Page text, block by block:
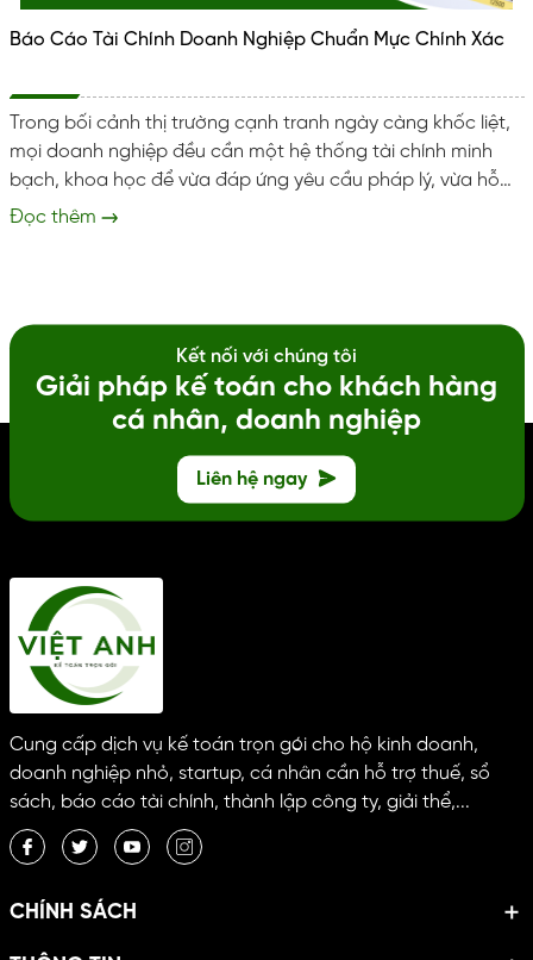
Báo Cáo Tài Chính Doanh Nghiệp Chuẩn Mực Chính Xác
Trong bối cảnh thị trường cạnh tranh ngày càng khốc liệt,
mọi doanh nghiệp đều cần một hệ thống tài chính minh
bạch, khoa học để vừa đáp ứng yêu cầu pháp lý, vừa hỗ
trợ quản trị hiệu quả. Báo cáo tài chính (BCTC) chính là
gặp...
Đọc thêm
Kết nối với chúng tôi
Giải pháp kế toán cho khách hàng
cá nhân, doanh nghiệp
Liên hệ ngay
Cung cấp dịch vụ kế toán trọn gói cho hộ kinh doanh,
doanh nghiệp nhỏ, startup, cá nhân cần hỗ trợ thuế, sổ
sách, báo cáo tài chính, thành lập công ty, giải thể,...
CHÍNH SÁCH